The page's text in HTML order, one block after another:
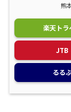
熊
楽天トラ
JTB
るる